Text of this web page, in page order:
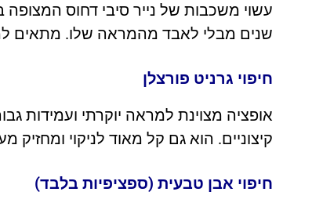
שנים מבלי לאבד מהמראה שלו. מתאים
חיפוי גרניט פורצלן
אופציה מצוינת למראה יוקרתי ועמידות
קיצוניים. הוא גם קל מאוד לניקוי
חיפוי אבן טבעית (ספציפיות בלבד)